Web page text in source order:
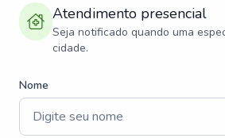
Atendimento presencial
Seja notificado quando uma
cidade.
Nome